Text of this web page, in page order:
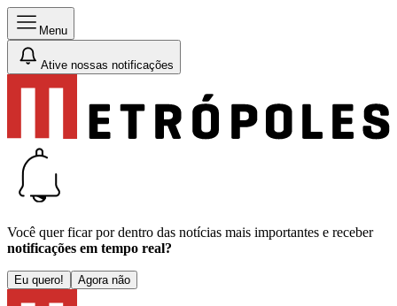
Menu
Ative nossas notificações
Você quer ficar por dentro das notícias mais importantes e receber
notificações em tempo real?
Eu quero! Agora não